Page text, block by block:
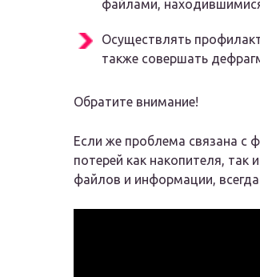
файлами,
Осуществлять
также совершать
Обратите внимание!
Если же проблема связана с
потерей как накопителя,
файлов и информации,